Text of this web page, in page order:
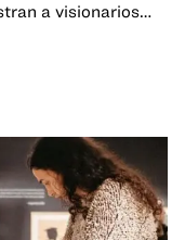
a visionarios